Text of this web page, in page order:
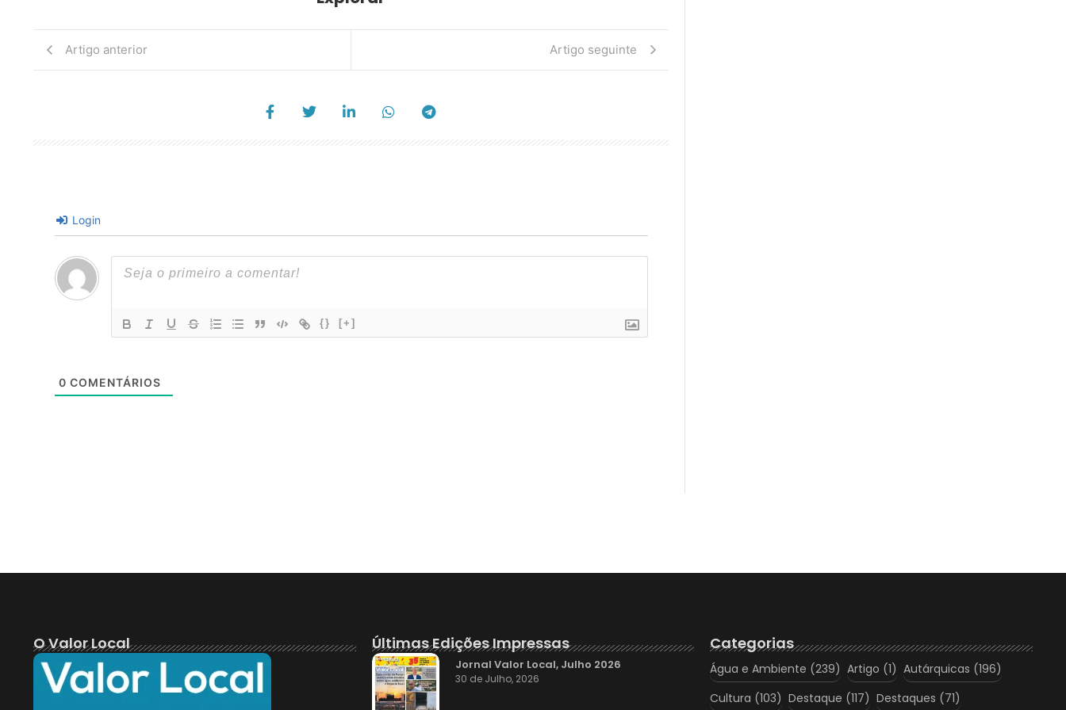
Artigo anterior Artigo seguinte
Login
{} [+]
0 COMENTÁRIOS
O Valor Local Últimas Edições Impressas
Jornal Valor Local, Julho 2026
30 de Julho, 2026
Categorias
Água e Ambiente (239) Artigo (1) Autárquicas (196)
Cultura (103) Destaque (117) Destaques (71)